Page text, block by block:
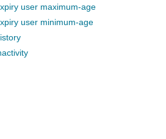
user maximum-age
user minimum-age